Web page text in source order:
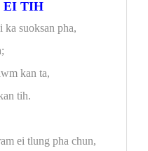
EI TIH
suoksan pha,
kan ta,
tih.
ei tlung pha chun,